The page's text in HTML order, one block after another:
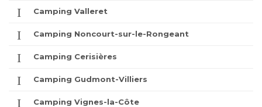
Camping Valleret
Camping Noncourt-sur-le-Rongeant
Camping Cerisières
Camping Gudmont-Villiers
Camping Vignes-la-Côte